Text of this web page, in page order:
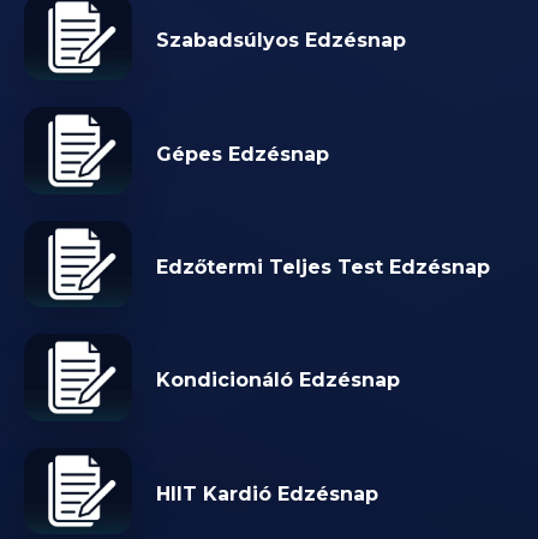
Szabadsúlyos Edzésnap
Gépes Edzésnap
Edzőtermi Teljes Test Edzésnap
Kondicionáló Edzésnap
HIIT Kardió Edzésnap